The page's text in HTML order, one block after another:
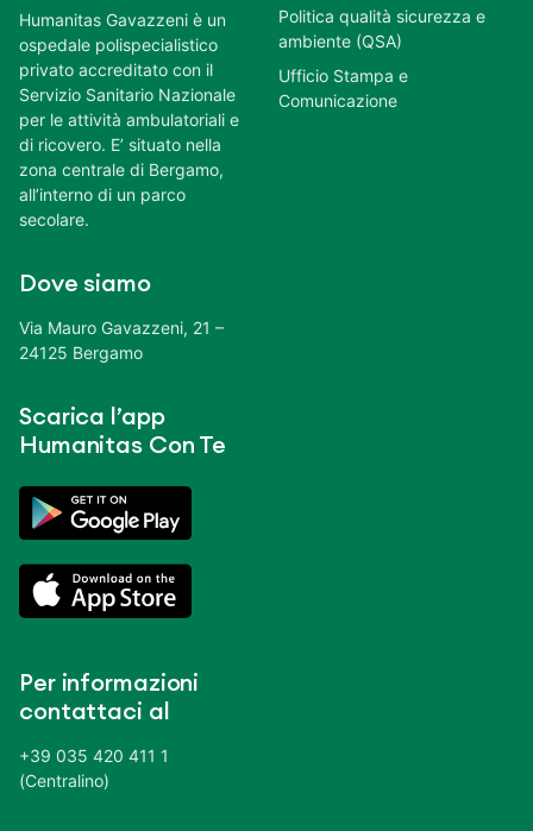
Humanitas Gavazzeni è un
ospedale polispecialistico
privato accreditato con il
Servizio Sanitario Nazionale
per le attività ambulatoriali e
di ricovero. E’ situato nella
zona centrale di Bergamo,
all’interno di un parco
secolare.
Dove siamo
Via Mauro Gavazzeni, 21 –
24125 Bergamo
Scarica l’app
Humanitas Con Te
Per informazioni
contattaci al
+39 035 420 411 1
(Centralino)
Politica qualità sicurezza e
ambiente (QSA)
Ufficio Stampa e
Comunicazione